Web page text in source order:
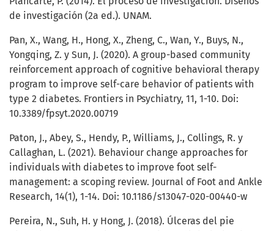
de investigación (2a ed.). UNAM.
Pan, X., Wang, H., Hong, X., Zheng, C., Wan, Y., Buys, N.,
Yongqing, Z. y Sun, J. (2020). A group-based community
reinforcement approach of cognitive behavioral therapy
program to improve self-care behavior of patients with
type 2 diabetes. Frontiers in Psychiatry, 11, 1-10. Doi:
10.3389/fpsyt.2020.00719
Paton, J., Abey, S., Hendy, P., Williams, J., Collings, R. y
Callaghan, L. (2021). Behaviour change approaches for
individuals with diabetes to improve foot self-
management: a scoping review. Journal of Foot and Ankle
Research, 14(1), 1-14. Doi: 10.1186/s13047-020-00440-w
Pereira, N., Suh, H. y Hong, J. (2018). Úlceras del pie